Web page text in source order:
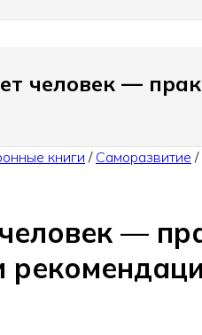
человек —
книги / Саморазвитие /
—